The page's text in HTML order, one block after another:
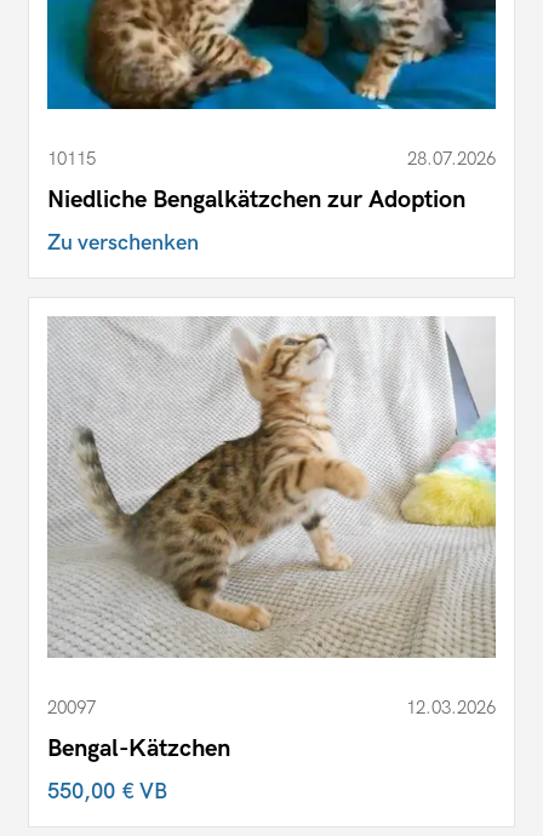
10115 28.07.2026
Niedliche Bengalkätzchen zur Adoption
Zu verschenken
20097 12.03.2026
Bengal-Kätzchen
550,00 €VB